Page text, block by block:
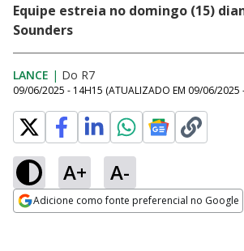
Equipe estreia no domingo (15)
Sounders
LANCE | Do R7
09/06/2025 - 14H15 (ATUALIZADO EM 09/06/2025
A+ A-
Adicione como fonte preferencial no Google